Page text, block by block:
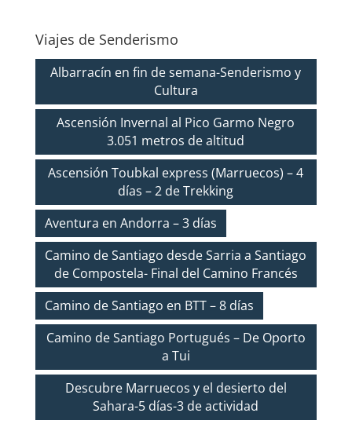
Viajes de Senderismo
Albarracín en fin de semana-Senderismo y
Cultura
Ascensión Invernal al Pico Garmo Negro
3.051 metros de altitud
Ascensión Toubkal express (Marruecos) – 4
días – 2 de Trekking
Aventura en Andorra – 3 días
Camino de Santiago desde Sarria a Santiago
de Compostela- Final del Camino Francés
Camino de Santiago en BTT – 8 días
Camino de Santiago Portugués – De Oporto
a Tui
Descubre Marruecos y el desierto del
Sahara-5 días-3 de actividad